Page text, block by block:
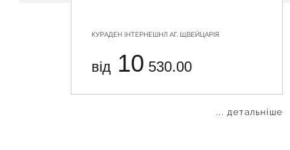
КУРАДЕН ІНТЕРНЕШНЛ АГ, ЩВЕЙЦАРІЯ
від 10 530.00
... детальніше